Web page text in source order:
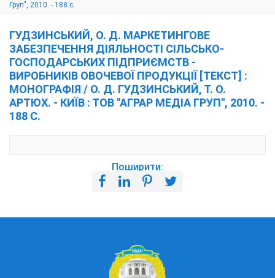
Груп", 2010. - 188 с.
ГУДЗИНСЬКИЙ, О. Д. МАРКЕТИНГОВЕ
ЗАБЕЗПЕЧЕННЯ ДІЯЛЬНОСТІ СІЛЬСЬКО-
ГОСПОДАРСЬКИХ ПІДПРИЄМСТВ -
ВИРОБНИКІВ ОВОЧЕВОЇ ПРОДУКЦІЇ [ТЕКСТ] :
МОНОГРАФІЯ / О. Д. ГУДЗИНСЬКИЙ, Т. О.
АРТЮХ. - КИЇВ : ТОВ "АГРАР МЕДІА ГРУП", 2010. -
188 С.
Поширити: